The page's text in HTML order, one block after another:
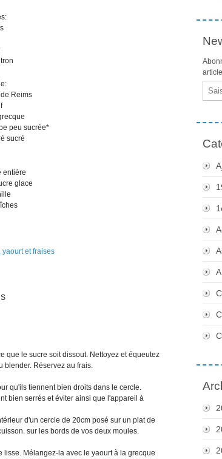
Reims
peu sucrée*
sucré
entière
glace
que le sucre soit dissout. Nettoyez et équeutez
blender. Réservez au frais.
qu'ils tiennent bien droits dans le cercle.
bien serrés et éviter ainsi que l'appareil à
d'un cercle de 20cm posé sur un plat de
sur les bords de vos deux moules.
Mélangez-la avec le yaourt à la grecque
Email